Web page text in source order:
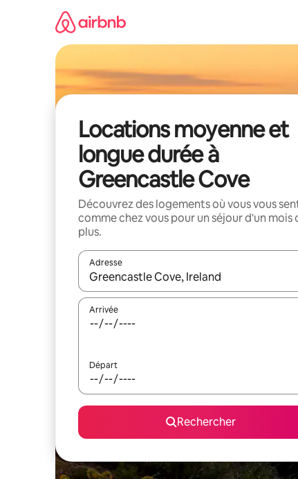
Locations moyenne et
longue durée à
Greencastle Cove
Découvrez des logements où vous vous
comme chez vous pour un séjour d'un mois
plus.
Adresse
Lorsque les résultats s'affichent, utilisez les
Arrivée
Départ
Rechercher